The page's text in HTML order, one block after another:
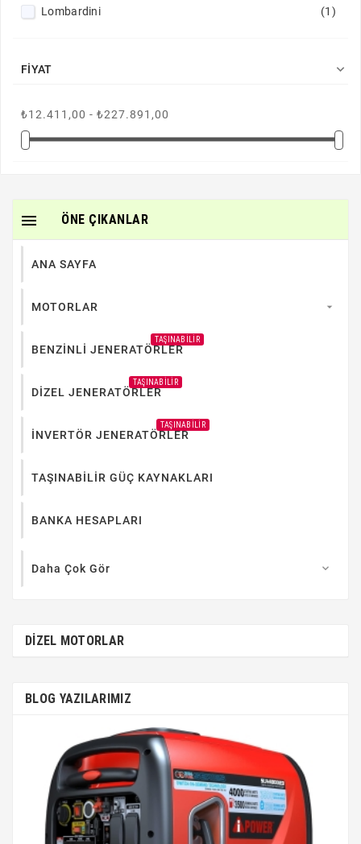
Lombardini
(1)
FIYAT 
₺12.411,00 - ₺227.891,00
ÖNE ÇIKANLAR

ANA SAYFA
MOTORLAR 
BENZİNLİ JENERATÖRLER
TAŞINABILIR
DİZEL JENERATÖRLER
TAŞINABILIR
İNVERTÖR JENERATÖRLER
TAŞINABILIR
TAŞINABİLİR GÜÇ KAYNAKLARI
BANKA HESAPLARI
Daha Çok Gör 
DİZEL MOTORLAR
BLOG YAZILARIMIZ